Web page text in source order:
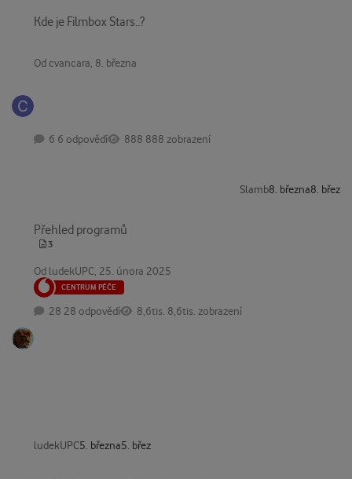
Kde je Filmbox Stars..?
Od cvancara, 8. března
6 odpovědí 888 zobrazení
Slamb8. března8. břez
Přehled programů
3
Od ludekUPC, 25. února 2025
CENTRUM PÉČE
28 odpovědí 8,6tis. zobrazení
ludekUPC5. března5. břez